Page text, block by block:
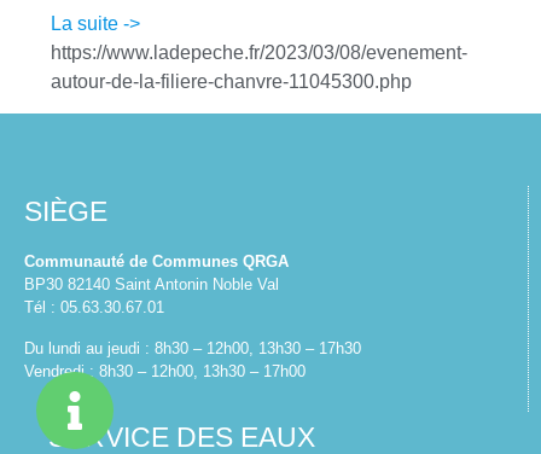
La suite ->
https://www.ladepeche.fr/2023/03/08/evenement-
autour-de-la-filiere-chanvre-11045300.php
SIÈGE
Communauté de Communes QRGA
BP30 82140 Saint Antonin Noble Val
Tél : 05.63.30.67.01
Du lundi au jeudi : 8h30 – 12h00, 13h30 – 17h30
Vendredi : 8h30 – 12h00, 13h30 – 17h00
SERVICE DES EAUX